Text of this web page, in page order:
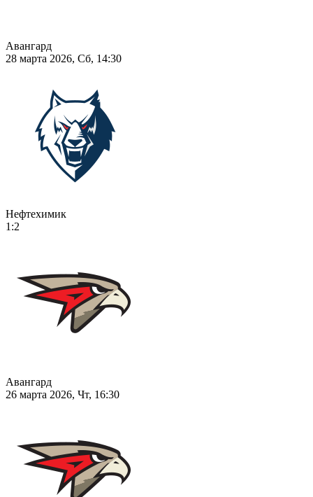
Авангард
28 марта 2026, Сб, 14:30
Нефтехимик
1:2
Авангард
26 марта 2026, Чт, 16:30